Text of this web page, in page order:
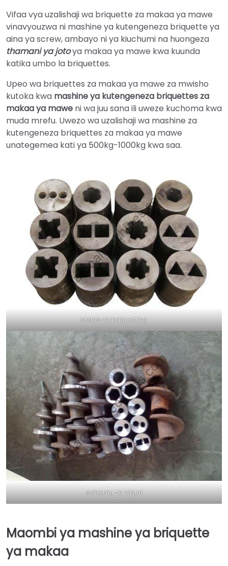
Vifaa vya uzalishaji wa briquette za makaa ya mawe
vinavyouzwa ni mashine ya kutengeneza briquette ya
aina ya screw, ambayo ni ya kiuchumi na huongeza
thamani ya jotoya makaa ya mawe kwa kuunda
katika umbo la briquettes.
Upeo wa briquettes za makaa ya mawe za mwisho
kutoka kwa mashine ya kutengeneza briquettes za
makaa ya mawe ni wa juu sana ili uweze kuchoma kwa
muda mrefu. Uwezo wa uzalishaji wa mashine za
kutengeneza briquettes za makaa ya mawe
unategemea kati ya 500kg-1000kg kwa saa.
Molds za briquetting
sehemu za vipuri
Maombi ya mashine ya briquette
ya makaa